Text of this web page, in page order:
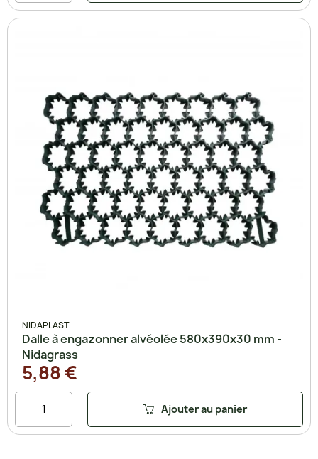
NIDAPLAST
Dalle à engazonner alvéolée 580x390x30 mm -
Nidagrass
5,88 €
Ajouter au panier